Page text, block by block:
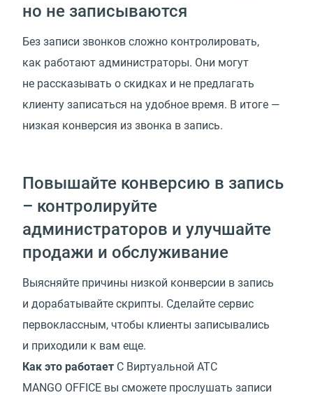
но не записываются
Без записи звонков сложно контролировать,
как работают администраторы. Они могут
не рассказывать о скидках и не предлагать
клиенту записаться на удобное время. В итоге —
низкая конверсия из звонка в запись.
Повышайте конверсию в запись
– контролируйте
администраторов и улучшайте
продажи и обслуживание
Выясняйте причины низкой конверсии в запись
и дорабатывайте скрипты. Сделайте сервис
первоклассным, чтобы клиенты записывались
и приходили к вам еще.
Как это работает С Виртуальной АТС
MANGO OFFICE вы сможете прослушать записи